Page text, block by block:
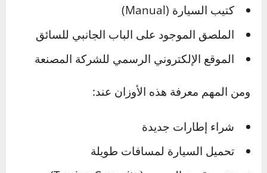
مخصصة تُعرف باسمموازين الوزن المحوري
وتتوفر هذه الموازين في محطات الفحص الفني أو
عند الشركات المصنعة.
وزن سيارته هي الرجوع إلى:
كتيب السيارة (Manual)
الملصق الموجود على الباب الجانبي للسائق